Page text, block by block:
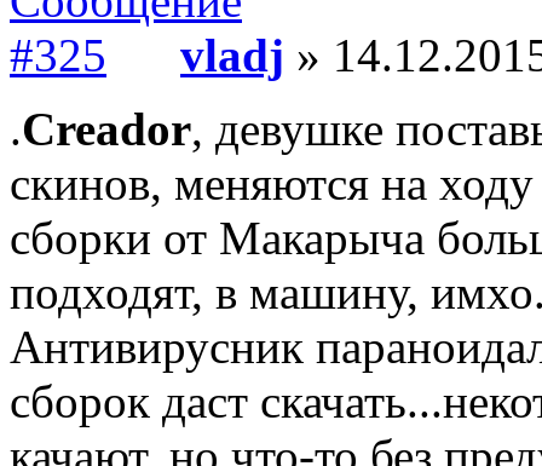
vladj »
.Creador, девушке
скинов, меняются на
сборки от Макарыча
подходят, в машину,
Антивирусник
сборок даст